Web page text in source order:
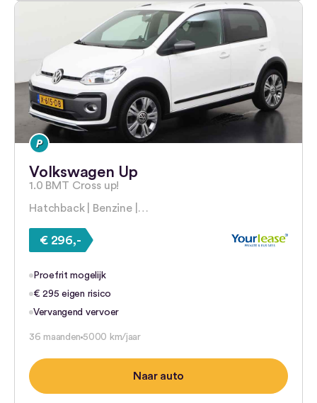
Volkswagen Up
1.0 BMT Cross up!
Hatchback | Benzine |…
€ 296,-
Proefrit mogelijk
€ 295 eigen risico
Vervangend vervoer
36 maanden 5000 km/jaar
Naar auto